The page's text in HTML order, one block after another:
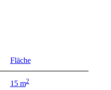
Fläche
15 m2